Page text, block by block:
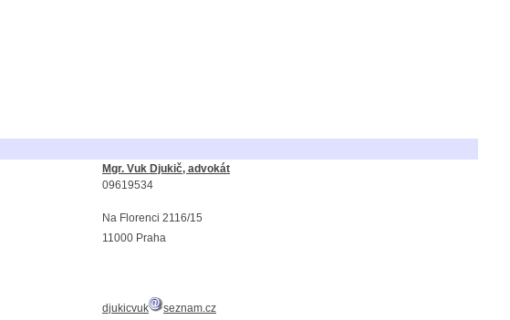
Mgr. Vuk Djukič, advokát
09619534
Na Florenci 2116/15
11000 Praha
djukicvuk
seznam.cz